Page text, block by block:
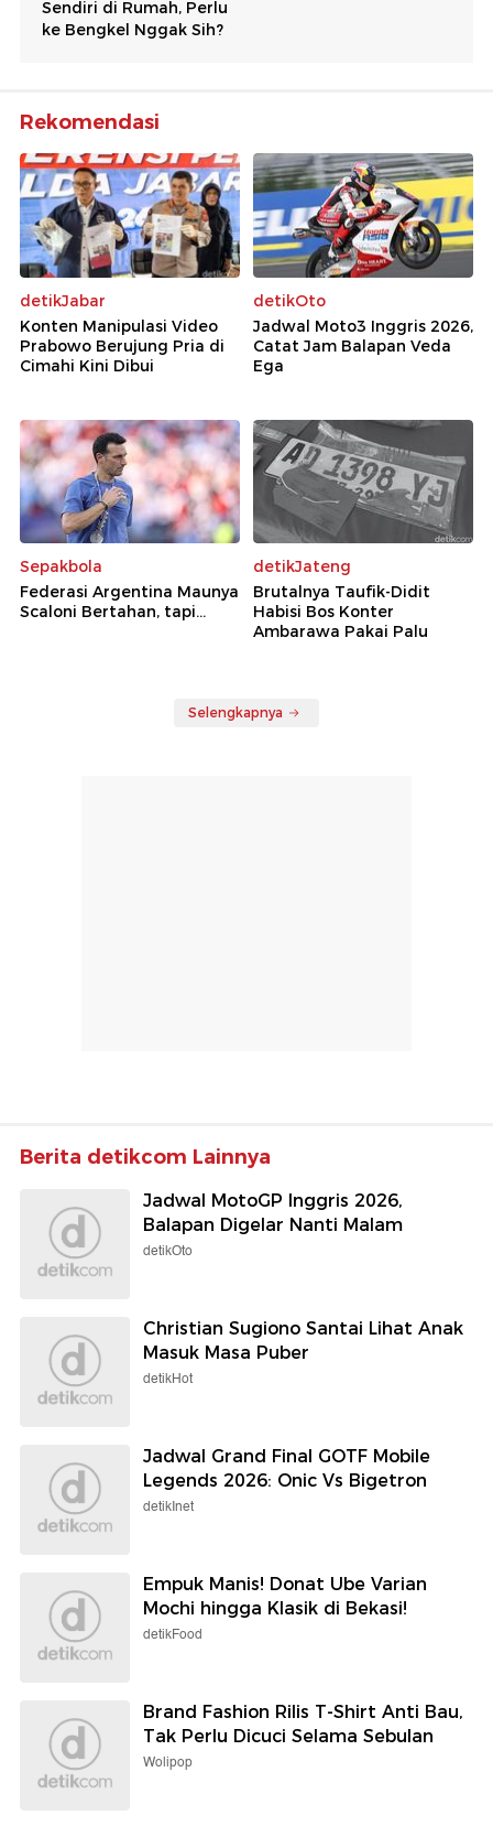
Rekomendasi
detikJabar
Konten Manipulasi Video
Prabowo Berujung Pria di
Cimahi Kini Dibui
detikOto
Jadwal Moto3 Inggris 2026,
Catat Jam Balapan Veda
Ega
Sepakbola
Federasi Argentina Maunya
Scaloni Bertahan, tapi...
detikJateng
Brutalnya Taufik-Didit
Habisi Bos Konter
Ambarawa Pakai Palu
Selengkapnya
Berita detikcom Lainnya
Jadwal MotoGP Inggris 2026,
Balapan Digelar Nanti Malam
detikOto
Christian Sugiono Santai Lihat Anak
Masuk Masa Puber
detikHot
Jadwal Grand Final GOTF Mobile
Legends 2026: Onic Vs Bigetron
detikInet
Empuk Manis! Donat Ube Varian
Mochi hingga Klasik di Bekasi!
detikFood
Brand Fashion Rilis T-Shirt Anti Bau,
Tak Perlu Dicuci Selama Sebulan
Wolipop